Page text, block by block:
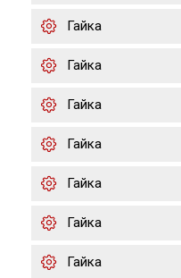
Гайка
Гайка
Гайка
Гайка
Гайка
Гайка
Гайка